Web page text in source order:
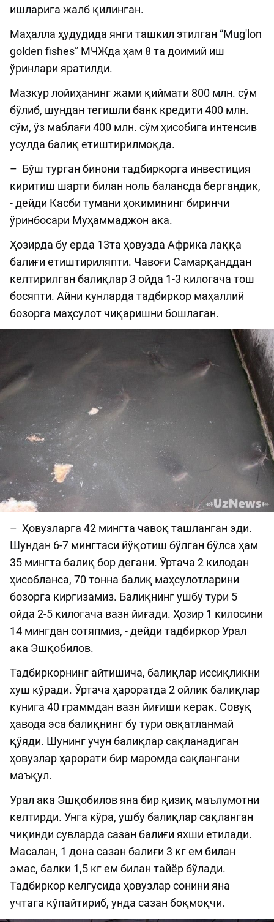
ишларига жалб қилинган.
Маҳалла ҳудудида янги ташкил этилган “Mug'lon
golden fishes” МЧЖда ҳам 8 та доимий иш
ўринлари яратилди.
Мазкур лойиҳанинг жами қиймати 800 млн. сўм
бўлиб, шундан тегишли банк кредити 400 млн.
сўм, ўз маблағи 400 млн. сўм ҳисобига интенсив
усулда балиқ етиштирилмоқда.
– Бўш турган бинони тадбиркорга инвестиция
киритиш шарти билан ноль балансда бергандик,
- дейди Касби тумани ҳокимининг биринчи
ўринбосари Муҳаммаджон ака.
Ҳозирда бу ерда 13та ҳовузда Африка лаққа
балиғи етиштириляпти. Чавоғи Самарқанддан
келтирилган балиқлар 3 ойда 1-3 килогача тош
босяпти. Айни кунларда тадбиркор маҳаллий
бозорга маҳсулот чиқаришни бошлаган.
– Ҳовузларга 42 мингта чавоқ ташланган эди.
Шундан 6-7 мингтаси йўқотиш бўлган бўлса ҳам
35 мингта балиқ бор дегани. Ўртача 2 килодан
ҳисобланса, 70 тонна балиқ маҳсулотларини
бозорга киргизамиз. Балиқнинг ушбу тури 5
ойда 2-5 килогача вазн йиғади. Ҳозир 1 килосини
14 мингдан сотяпмиз, - дейди тадбиркор Урал
ака Эшқобилов.
Тадбиркорнинг айтишича, балиқлар иссиқликни
хуш кўради. Ўртача ҳароратда 2 ойлик балиқлар
кунига 40 граммдан вазн йиғиши керак. Совуқ
ҳавода эса балиқнинг бу тури овқатланмай
қўяди. Шунинг учун балиқлар сақланадиган
ҳовузлар ҳарорати бир маромда сақлангани
маъқул.
Урал ака Эшқобилов яна бир қизиқ маълумотни
келтирди. Унга кўра, ушбу балиқлар сақланган
чиқинди сувларда сазан балиғи яхши етилади.
Масалан, 1 дона сазан балиғи 3 кг ем билан
эмас, балки 1,5 кг ем билан тайёр бўлади.
Тадбиркор келгусида ҳовузлар сонини яна
учтага кўпайтириб, унда сазан боқмоқчи.